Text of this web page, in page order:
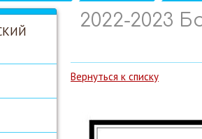
2022-2023
Вернуться к списку